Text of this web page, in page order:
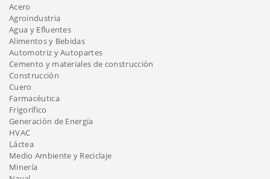
Acero
Agroindustria
Agua y Efluentes
Alimentos y Bebidas
Automotriz y Autopartes
Cemento y materiales de construcción
Construcción
Cuero
Farmacéutica
Frigorífico
Generación de Energía
HVAC
Láctea
Medio Ambiente y Reciclaje
Minería